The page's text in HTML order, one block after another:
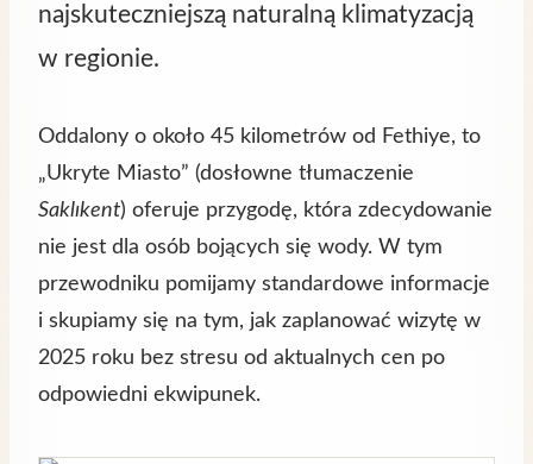
najskuteczniejszą naturalną klimatyzacją
w regionie.
Oddalony o około 45 kilometrów od Fethiye, to
„Ukryte Miasto” (dosłowne tłumaczenie
Saklıkent) oferuje przygodę, która zdecydowanie
nie jest dla osób bojących się wody. W tym
przewodniku pomijamy standardowe informacje
i skupiamy się na tym, jak zaplanować wizytę w
2025 roku bez stresu od aktualnych cen po
odpowiedni ekwipunek.